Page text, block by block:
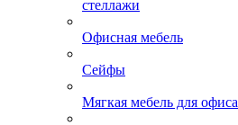
стеллажи
Офисная мебель
Сейфы
Мягкая мебель для офиса